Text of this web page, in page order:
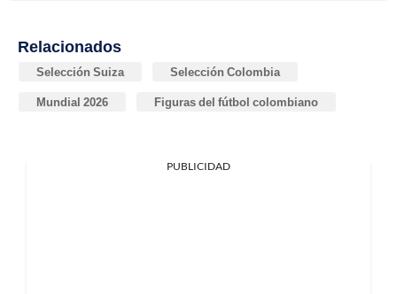
Relacionados
Selección Suiza Selección Colombia
Mundial 2026 Figuras del fútbol colombiano
PUBLICIDAD